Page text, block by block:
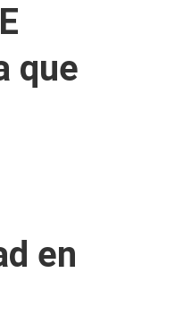
que
en